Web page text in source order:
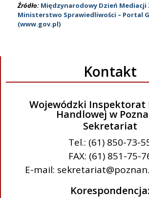
Źródło: Międzynarodowy Dzień Mediacji
Ministerstwo Sprawiedliwości – Portal
(www.gov.pl)
Kontakt
Wojewódzki Inspektorat
Handlowej w
Sekretariat
Tel.: (61) 850-73-
FAX: (61) 851-75-
E-mail:
Korespondencja: